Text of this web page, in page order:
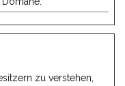
zu verstehen,